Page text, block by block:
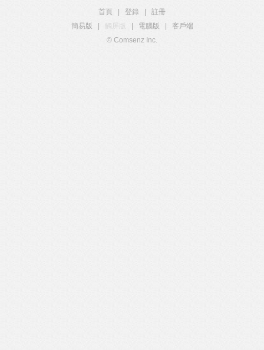
首頁 登錄
註冊
簡易版
觸屏版 電腦版
客戶端
© Comsenz Inc.